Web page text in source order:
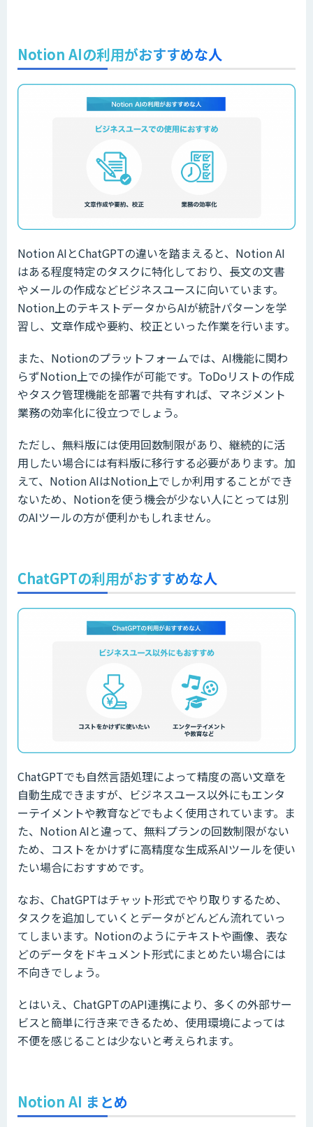
Notion AIの利用がおすすめな人
Notion AIとChatGPTの違いを踏まえると、Notion AI
はある程度特定のタスクに特化しており、長文の文書
やメールの作成などビジネスユースに向いています。
Notion上のテキストデータからAIが統計パターンを学
習し、文章作成や要約、校正といった作業を行います。
また、Notionのプラットフォームでは、AI機能に関わ
らずNotion上での操作が可能です。ToDoリストの作成
やタスク管理機能を部署で共有すれば、マネジメント
業務の効率化に役立つでしょう。
ただし、無料版には使用回数制限があり、継続的に活
用したい場合には有料版に移行する必要があります。加
えて、Notion AIはNotion上でしか利用することができ
ないため、Notionを使う機会が少ない人にとっては別
のAIツールの方が便利かもしれません。
ChatGPTの利用がおすすめな人
ChatGPTでも自然言語処理によって精度の高い文章を
自動生成できますが、ビジネスユース以外にもエンタ
ーテイメントや教育などでもよく使用されています。ま
た、Notion AIと違って、無料プランの回数制限がない
ため、コストをかけずに高精度な生成系AIツールを使い
たい場合におすすめです。
なお、ChatGPTはチャット形式でやり取りするため、
タスクを追加していくとデータがどんどん流れていっ
てしまいます。Notionのようにテキストや画像、表な
どのデータをドキュメント形式にまとめたい場合には
不向きでしょう。
とはいえ、ChatGPTのAPI連携により、多くの外部サー
ビスと簡単に行き来できるため、使用環境によっては
不便を感じることは少ないと考えられます。
Notion AI まとめ